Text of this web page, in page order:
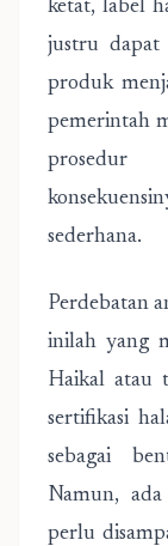
ketat, label
justru dapat
produk
pemerintah
prosedur
sederhana.
Perdebatan
inilah yang
Haikal atau
sertifikasi
sebagai
Namun,
perlu